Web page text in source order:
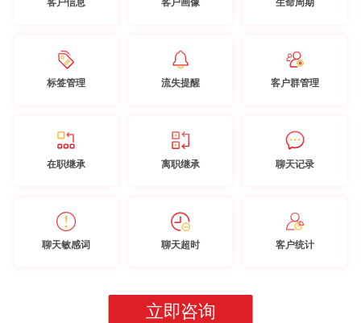
标签管理 流失提醒 客户群管理
在职继承 离职继承 聊天记录
聊天敏感词 聊天超时 客户统计
立即咨询